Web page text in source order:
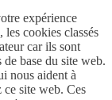
expérience
cookies classés
car ils sont
base du site web.
nous aident à
ce site web. Ces